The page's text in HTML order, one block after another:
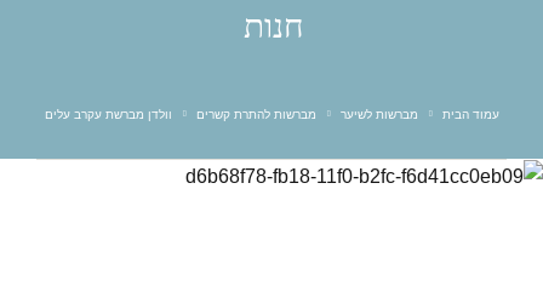
חנות
עמוד הבית מברשות לשיער מברשות להתרת קשרים וולדן מברשת עקרב עלים